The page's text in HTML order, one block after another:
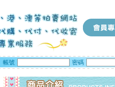
帳號 密碼